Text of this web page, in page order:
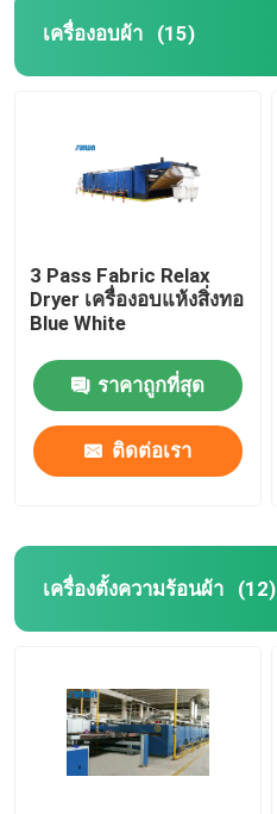
เครื่องอบผ้า (15)
3 Pass Fabric Relax
Dryer เครื่องอบแห้งสิ่งทอ
Blue White
ราคาถูกที่สุด
ติดต่อเรา
เครื่องตั้งความร้อนผ้า (12)